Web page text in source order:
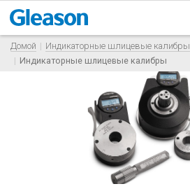
Домой
Индикаторные шлицевые калибры
Индикаторные шлицевые калибры